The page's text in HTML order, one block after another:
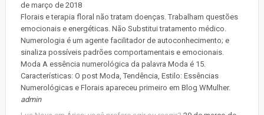
de março de 2018
Florais e terapia floral não tratam doenças. Trabalham questões
emocionais e energéticas. Não Substitui tratamento médico.
Numerologia é um agente facilitador de autoconhecimento; e
sinaliza possíveis padrões comportamentais e emocionais.
Moda A essência numerológica da palavra Moda é 15.
Características: O post Moda, Tendência, Estilo: Essências
Numerológicas e Florais apareceu primeiro em Blog WMulher.
admin